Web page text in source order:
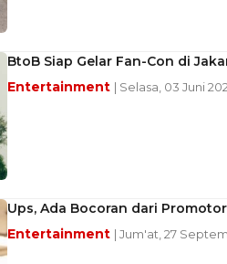
BtoB Siap Gelar Fan-Con di
Entertainment | Selasa, 03 Juni
Ups, Ada Bocoran dari
Entertainment | Jum'at, 27